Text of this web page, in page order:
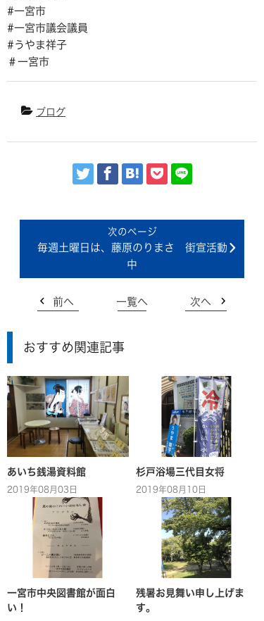
#一宮市
#一宮市議会議員
#うやま祥子
＃一宮市
ブログ
毎週土曜日は、藤原のりまさ 街宣活動
中
前へ 一覧へ 次へ
おすすめ関連記事
あいち銭湯資料館
2019年08月03日
杉戸浴場三代目女将
2019年08月10日
一宮市中央図書館が面白
い！
残暑お見舞い申し上げま
す。